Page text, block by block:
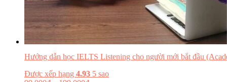
Hướng dẫn học IELTS Listening cho người mới bắt đầu
Được xếp hạng 4.93 5 sao